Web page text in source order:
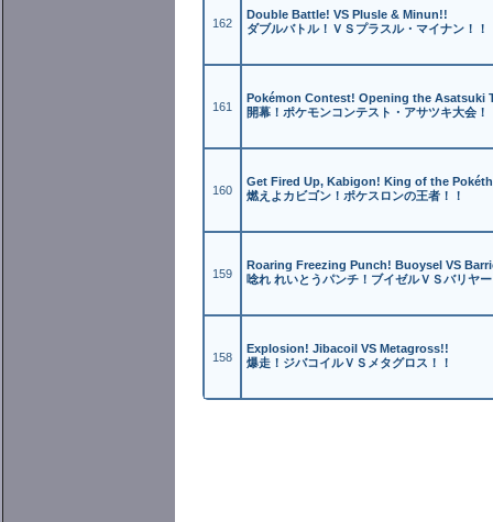
162
Double Battle! VS Plusle & Minun!!
ダブルバトル！ＶＳプラスル・マイナン！！
161
Pokémon Contest! Opening the Asatsuki
開幕！ポケモンコンテスト・アサツキ大会！
160
Get Fired Up, Kabigon! King of the
燃えよカビゴン！ポケスロンの王者！！
159
Roaring Freezing Punch! Buoysel VS
唸れ れいとうパンチ！ブイゼルＶＳバリヤ
158
Explosion! Jibacoil VS Metagross!!
爆走！ジバコイルＶＳメタグロス！！